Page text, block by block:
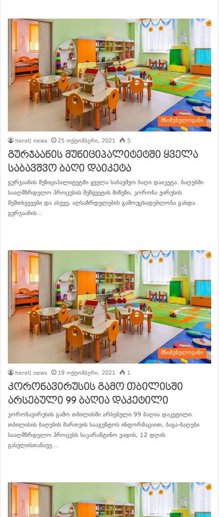
მნიშვნელოვანი
hereti news 25 ოქტომბერი, 2021 5
გურჯაანის მუნიციპალიტეტში ყველა
საბავშვო ბაღი დაიკეტა
გურჯაანის მუნიციპალიტეტში ყველა საბავშვო ბაღი დაიკეტა. ბაღებში
სააღმზრდელო პროცესის შეწყვეტის მიზეზი, კორონა ვირუსის
შემთხვევები და ასევე, აღსაზრდელების გამოუცხადებლობა გახდა.
გურჯაანის…
მნიშვნელოვანი
hereti news 19 ოქტომბერი, 2021 1
კორონავირუსის გამო თბილისში
არსებული 99 ბაღია დაკეტილი
კორონავირუსის გამო თბილისში არსებული 99 ბაღია დაკეტილი.
თბილისის ბაღების მართვის სააგენტოს ინფორმაციით, ბაგა-ბაღები
სააღმზრდელო პროცესს საკარანტინო ვადის, 12 დღის
გასვლისთანავე…